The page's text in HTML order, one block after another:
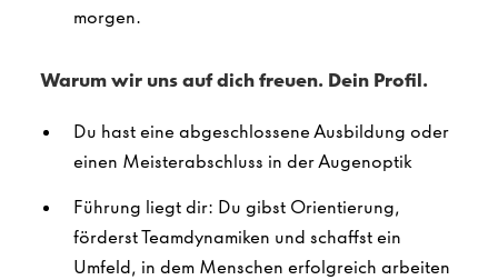
morgen.
Warum wir uns auf dich freuen. Dein Profil.
Du hast eine abgeschlossene Ausbildung oder
einen Meisterabschluss in der Augenoptik
Führung liegt dir: Du gibst Orientierung,
förderst Teamdynamiken und schaffst ein
Umfeld, in dem Menschen erfolgreich arbeiten